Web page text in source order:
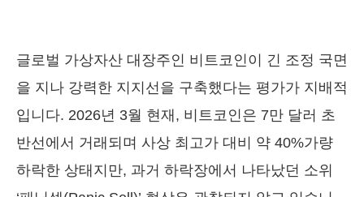
글로벌 가상자산 대장주인 비트코인이 긴 조정 국면
을 지나 강력한 지지선을 구축했다는 평가가 지배적
입니다. 2026년 3월 현재, 비트코인은 7만 달러 초
반선에서 거래되며 사상 최고가 대비 약 40%가량
하락한 상태지만, 과거 하락장에서 나타났던 소위